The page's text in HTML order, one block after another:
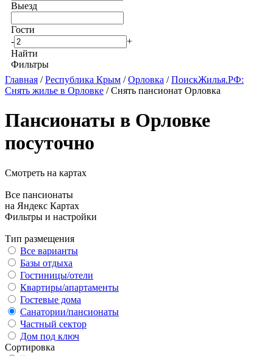
Выезд
Гости
-
+
Найти
Фильтры
Главная /Республика Крым /Орловка /ПоискЖилья.РФ:
Снять жилье в Орловке / Снять пансионат Орловка
Пансионаты в Орловке
посуточно
Смотреть на картах
Все пансионаты
на Яндекс Картах
Фильтры и настройки
Тип размещения
Все варианты
Базы отдыха
Гостиницы/отели
Квартиры/апартаменты
Гостевые дома
Санатории/пансионаты
Частный сектор
Дом под ключ
Сортировка